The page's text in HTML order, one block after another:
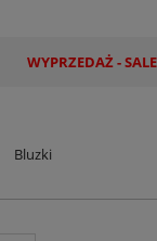
WYPRZEDAŻ -
Bluzki